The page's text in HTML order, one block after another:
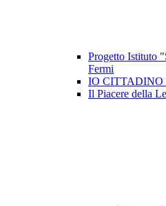
Progetto
Fermi
IO CITTADINO
Il Piacere della